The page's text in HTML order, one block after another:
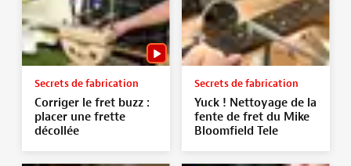
Secrets de fabrication
Corriger le fret buzz :
placer une frette
décollée
Secrets de fabrication
Yuck ! Nettoyage de la
fente de fret du Mike
Bloomfield Tele